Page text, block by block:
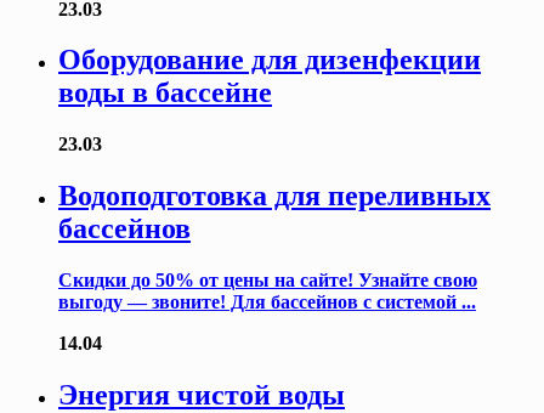
23.03
Оборудование для дизенфекции
воды в бассейне
23.03
Водоподготовка для переливных
бассейнов
Скидки до 50% от цены на сайте! Узнайте свою
выгоду — звоните! Для бассейнов с системой ...
14.04
Энергия чистой воды